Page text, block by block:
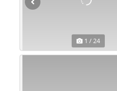
1 / 24